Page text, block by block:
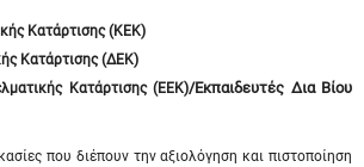
Κατάρτισης (ΚΕΚ)
Κατάρτισης (ΔΕΚ)
Κατάρτισης (ΕΕΚ)/Εκπαιδευτές Δια Βίου
που διέπουν την αξιολόγηση και πιστοποίηση